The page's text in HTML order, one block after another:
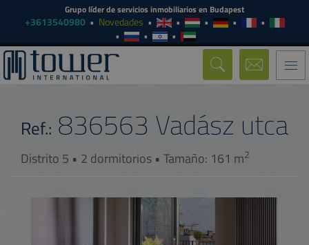
Grupo líder de servicios inmobiliarios en Budapest
+3613540980 Novedades
Vadász utca
Ref.: 836563
Distrito 5 • 2 dormitorios • Tamaño: 161 m2